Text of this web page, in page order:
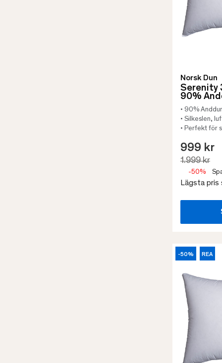
Norsk Dun
Serenity
90%
• 90%
• Silkeslen,
• Perfekt för
999 kr
1.999 kr
-50%
Lägsta pris
-50% REA